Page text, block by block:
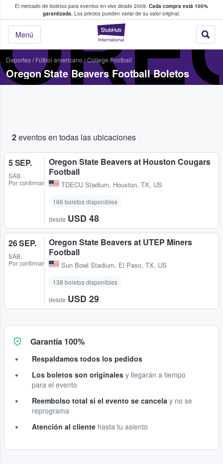
El mercado de boletos para eventos en vivo desde 2009. Cada compra está 100%
garantizada. Los precios pueden variar de su valor original.
StubHub: donde
Menú
fans compran y venden boletos
Deportes/ Fútbol americano /College Football
Oregon State Beavers Football Boletos
2eventos en todas las ubicaciones
5 SEP.
SÁB.
Por confirmar
Oregon State Beavers at Houston Cougars
Football
TDECU Stadium, Houston, TX, US
166 boletos disponibles
desde USD 48
26 SEP.
SÁB.
Por confirmar
Oregon State Beavers at UTEP Miners
Football
Sun Bowl Stadium, El Paso, TX, US
138 boletos disponibles
desde USD 29
Garantía 100%
Respaldamos todos los pedidos
Los boletos son originales y llegarán a tiempo
para el evento
Reembolso total si el evento se cancela y no se
reprograma
Atención al cliente hasta tu asiento